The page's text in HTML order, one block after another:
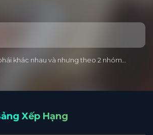
khác nhau và nhưng theo 2 nhóm…
Xếp Hạng